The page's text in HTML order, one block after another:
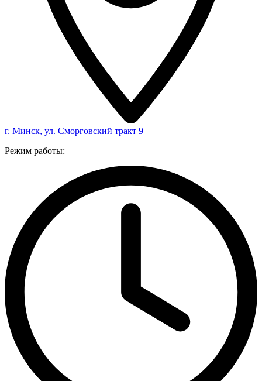
г. Минск, ул. Сморговский тракт 9
Режим работы: